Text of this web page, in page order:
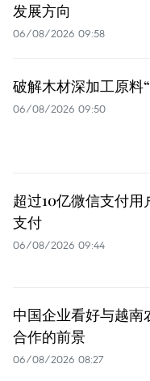
发展方向
06/08/2026 09:58
破解木材深加工原料
06/08/2026 09:50
超过10亿微信支付
支付
06/08/2026 09:44
中国企业看好与越南
合作的前景
06/08/2026 08:27